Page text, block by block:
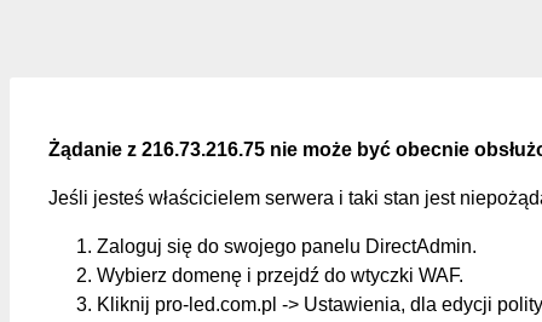
Żądanie z 216.73.216.75 nie może być obecnie
Jeśli jesteś właścicielem serwera i taki stan jest
Zaloguj się do swojego panelu DirectAdmin.
Wybierz domenę i przejdź do wtyczki WAF.
Kliknij pro-led.com.pl -> Ustawienia, dla edycji